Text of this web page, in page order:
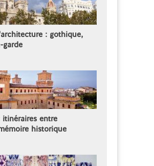
: gothique,
garde
itinéraires entre
historique